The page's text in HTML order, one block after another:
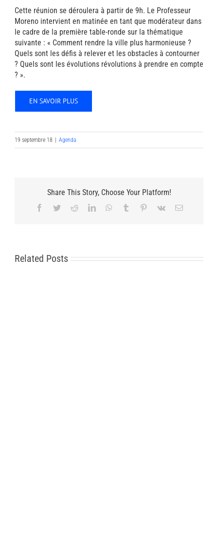
Cette réunion se déroulera à partir de 9h. Le Professeur
Moreno intervient en matinée en tant que modérateur dans
le cadre de la première table-ronde sur la thématique
suivante : « Comment rendre la ville plus harmonieuse ?
Quels sont les défis à relever et les obstacles à contourner
? Quels sont les évolutions révolutions à prendre en compte
? ».
EN SAVOIR PLUS
19 septembre 18 | Agenda
Share This Story, Choose Your Platform!
Facebook
TwitterRedditLinkedInWhatsApp
Tumblr Pinterest
Vk Email
Related Posts